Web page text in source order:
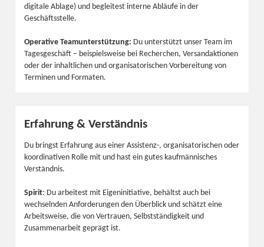
digitale Ablage) und begleitest interne Abläufe in der
Geschäftsstelle.
Operative Teamunterstützung: Du unterstützt unser Team im
Tagesgeschäft – beispielsweise bei Recherchen, Versandaktionen
oder der inhaltlichen und organisatorischen Vorbereitung von
Terminen und Formaten.
Erfahrung & Verständnis
Du bringst Erfahrung aus einer Assistenz-, organisatorischen oder
koordinativen Rolle mit und hast ein gutes kaufmännisches
Verständnis.
Spirit: Du arbeitest mit Eigeninitiative, behältst auch bei
wechselnden Anforderungen den Überblick und schätzt eine
Arbeitsweise, die von Vertrauen, Selbstständigkeit und
Zusammenarbeit geprägt ist.